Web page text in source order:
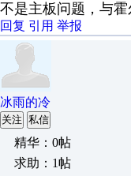
不是主板问题，与
回复 引用 举报
冰雨的冷
关注 私信
精华：0帖
求助：1帖